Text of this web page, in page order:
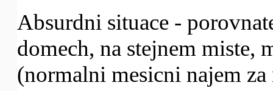
Absurdni situace -
domech, na stejnem miste,
(normalni mesicni najem